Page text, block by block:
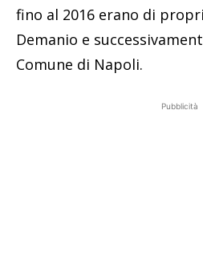
fino al 2016 erano di
Demanio e
Comune di Napoli.
Pubblicità